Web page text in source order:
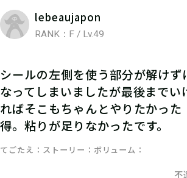
063.謎を解く
ストーリーを読んで謎を
りでチャレンジするもよし
家族と協力するのもよし！
lebeaujapon
RANK：F / Lv.49
シールの左側を使う部分が解けず
なってしまいましたが最後までい
ればそこもちゃんとやりたかった
得。粘りが足りなかったです。
てごたえ ストーリー ボリューム
不